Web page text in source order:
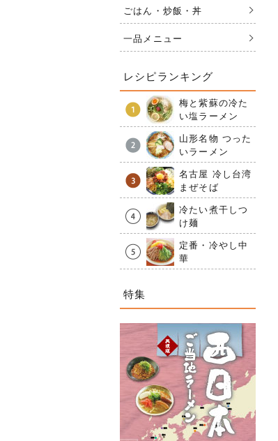
ごはん・炒飯・丼
一品メニュー
レシピランキング
梅と紫蘇の冷た
い塩ラーメン
山形名物 つった
いラーメン
名古屋 冷し台湾
まぜそば
冷たい煮干しつ
け麺
定番・冷やし中
華
特集